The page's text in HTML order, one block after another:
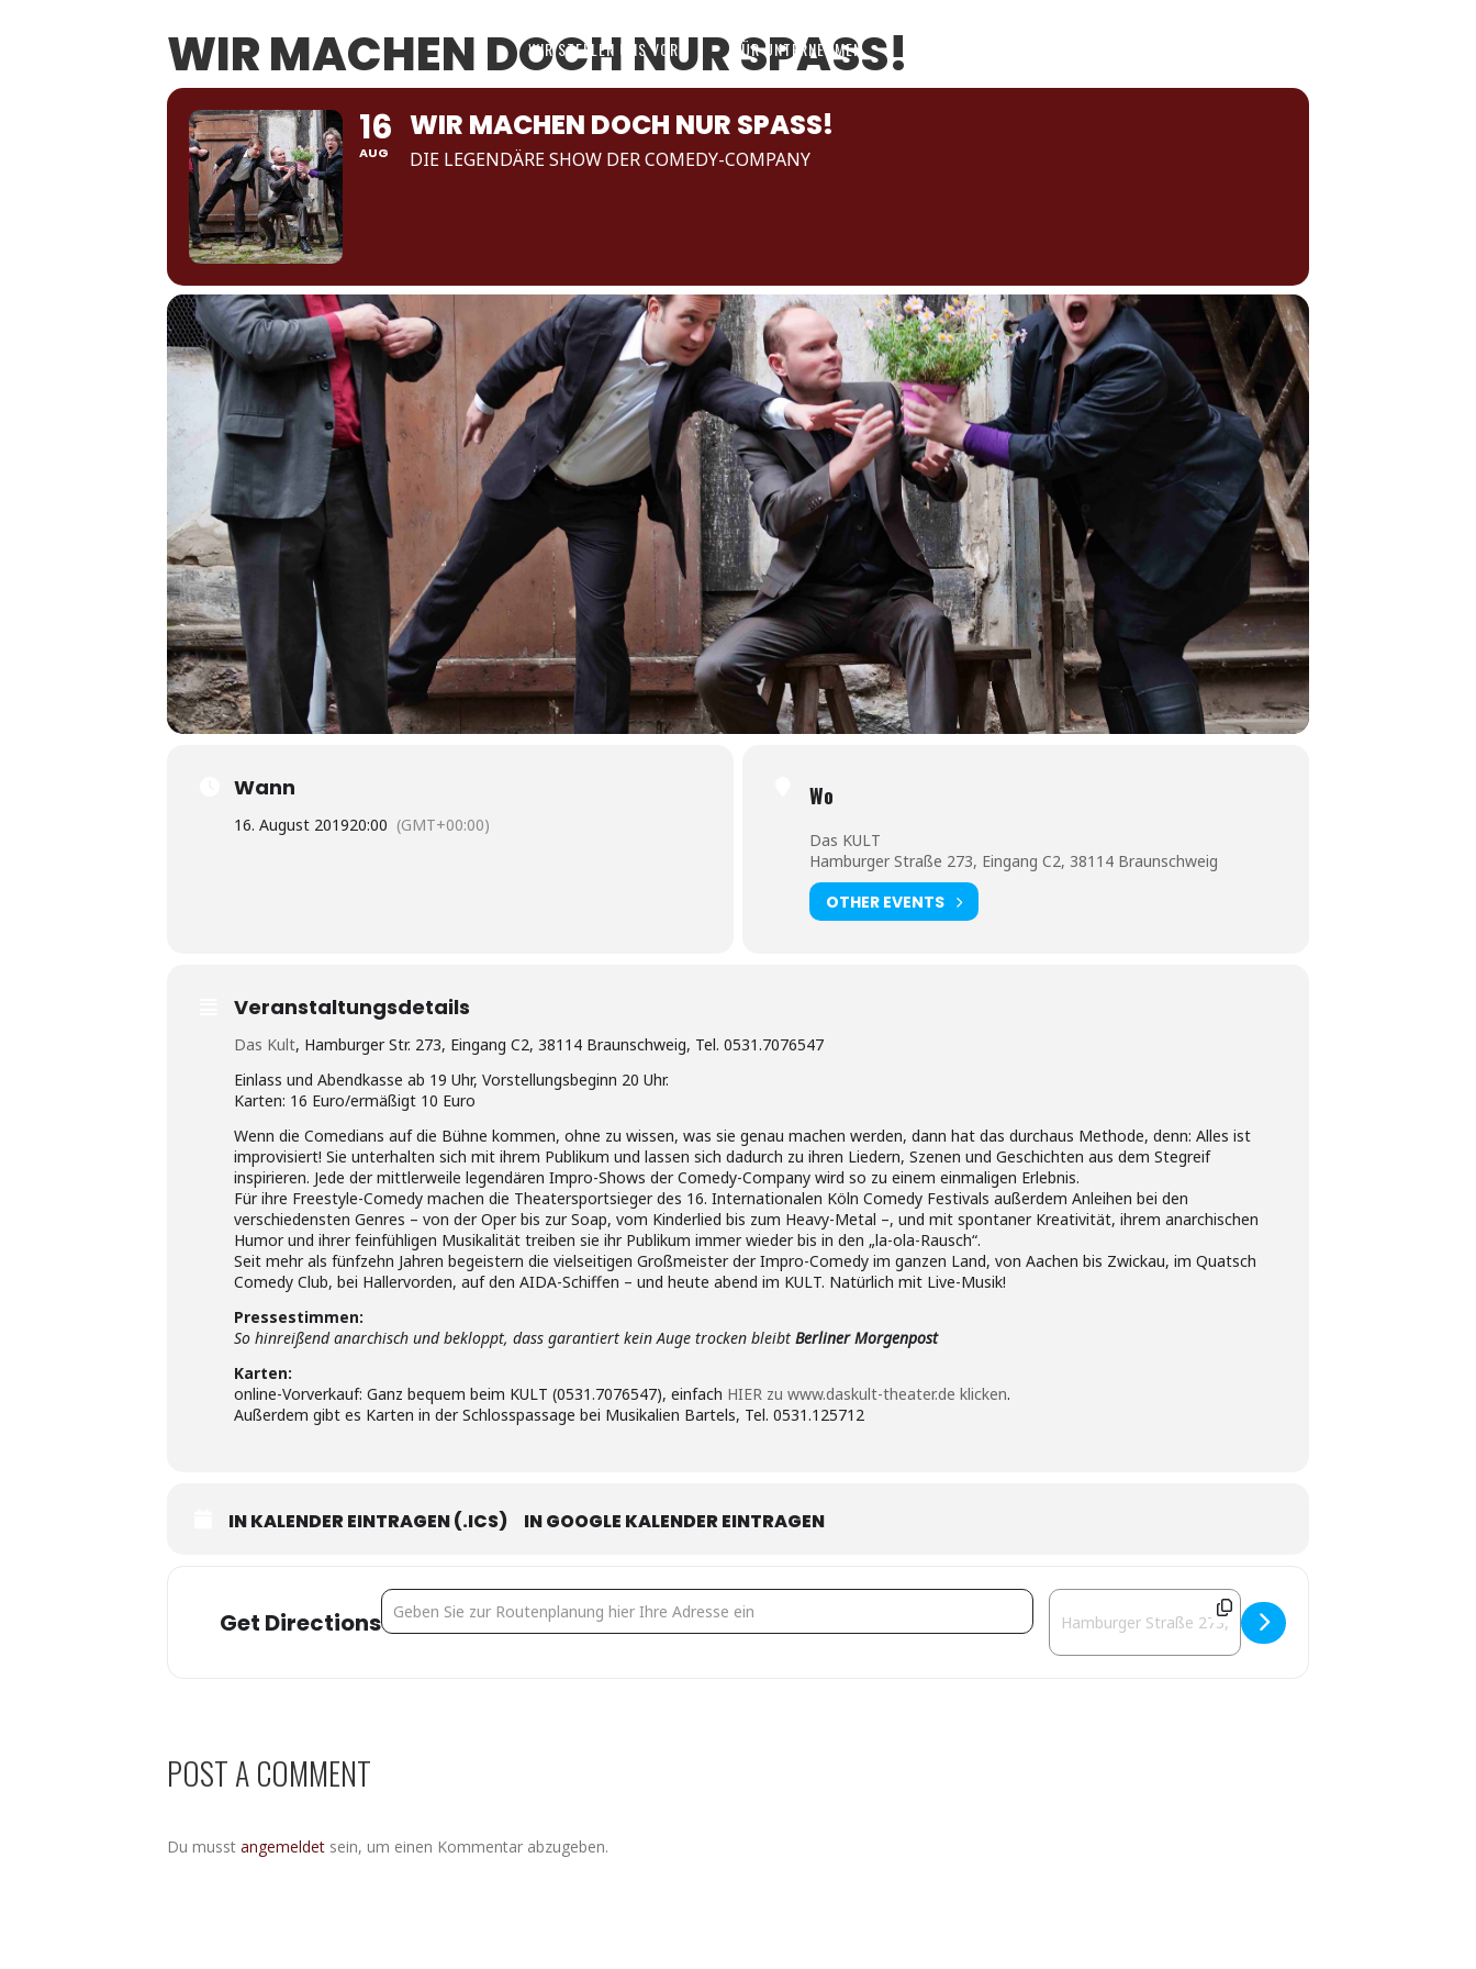
WIR STELLEN UNS VOR FÜR UNTERNEHMEN
WIR MACHEN DOCH NUR SPASS!
16
AUG
WIR MACHEN DOCH NUR SPASS!
DIE LEGENDÄRE SHOW DER COMEDY-COMPANY
Wann
16. August 201920:00 (GMT+00:00)
Wo
Das KULT
Hamburger Straße 273, Eingang C2, 38114 Braunschweig
OTHER EVENTS
Veranstaltungsdetails
Das Kult, Hamburger Str. 273, Eingang C2, 38114 Braunschweig, Tel. 0531.7076547
Einlass und Abendkasse ab 19 Uhr, Vorstellungsbeginn 20 Uhr.
Karten: 16 Euro/ermäßigt 10 Euro
Wenn die Comedians auf die Bühne kommen, ohne zu wissen, was sie genau machen werden, dann hat das durchaus Methode, denn: Alles ist
improvisiert! Sie unterhalten sich mit ihrem Publikum und lassen sich dadurch zu ihren Liedern, Szenen und Geschichten aus dem Stegreif
inspirieren. Jede der mittlerweile legendären Impro-Shows der Comedy-Company wird so zu einem einmaligen Erlebnis.
Für ihre Freestyle-Comedy machen die Theatersportsieger des 16. Internationalen Köln Comedy Festivals außerdem Anleihen bei den
verschiedensten Genres – von der Oper bis zur Soap, vom Kinderlied bis zum Heavy-Metal –, und mit spontaner Kreativität, ihrem anarchischen
Humor und ihrer feinfühligen Musikalität treiben sie ihr Publikum immer wieder bis in den „la-ola-Rausch“.
Seit mehr als fünfzehn Jahren begeistern die vielseitigen Großmeister der Impro-Comedy im ganzen Land, von Aachen bis Zwickau, im Quatsch
Comedy Club, bei Hallervorden, auf den AIDA-Schiffen – und heute abend im KULT. Natürlich mit Live-Musik!
Pressestimmen:
So hinreißend anarchisch und bekloppt, dass garantiert kein Auge trocken bleibt Berliner Morgenpost
Karten:
online-Vorverkauf: Ganz bequem beim KULT (0531.7076547), einfach HIER zu www.daskult-theater.de klicken.
Außerdem gibt es Karten in der Schlosspassage bei Musikalien Bartels, Tel. 0531.125712
IN KALENDER EINTRAGEN (.ICS) IN GOOGLE KALENDER EINTRAGEN
Get Directions
Address - Wir machen doch nur Spaß! [ZpK2UXiul] Destination Address - Wir machen doch nur Spaß!
POST A COMMENT
Du musst angemeldet sein, um einen Kommentar abzugeben.